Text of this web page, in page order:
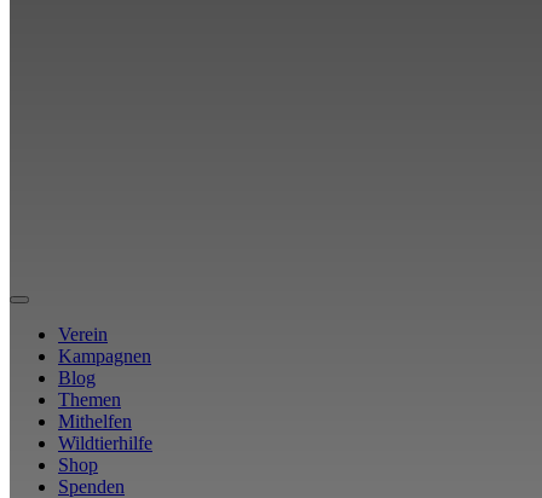
Verein
Kampagnen
Blog
Themen
Mithelfen
Wildtierhilfe
Shop
Spenden